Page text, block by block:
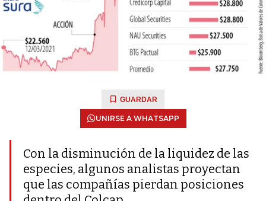
GUARDAR
UNIRSE A WHATSAPP
Con la disminución de la liquidez de las
especies, algunos analistas proyectan
que las compañías pierdan posiciones